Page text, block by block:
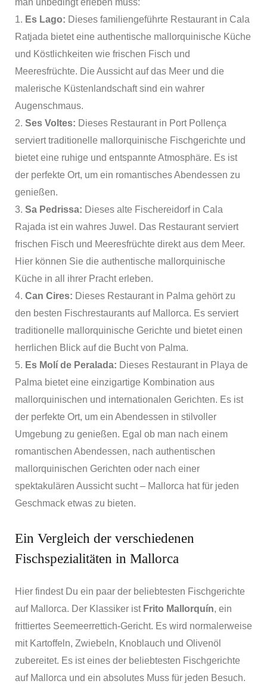
man unbedingt erleben muss:
1. Es Lago: Dieses familiengeführte Restaurant in Cala
Ratjada bietet eine authentische mallorquinische Küche
und Köstlichkeiten wie frischen Fisch und
Meeresfrüchte. Die Aussicht auf das Meer und die
malerische Küstenlandschaft sind ein wahrer
Augenschmaus.
2. Ses Voltes: Dieses Restaurant in Port Pollença
serviert traditionelle mallorquinische Fischgerichte und
bietet eine ruhige und entspannte Atmosphäre. Es ist
der perfekte Ort, um ein romantisches Abendessen zu
genießen.
3. Sa Pedrissa: Dieses alte Fischereidorf in Cala
Rajada ist ein wahres Juwel. Das Restaurant serviert
frischen Fisch und Meeresfrüchte direkt aus dem Meer.
Hier können Sie die authentische mallorquinische
Küche in all ihrer Pracht erleben.
4. Can Cires: Dieses Restaurant in Palma gehört zu
den besten Fischrestaurants auf Mallorca. Es serviert
traditionelle mallorquinische Gerichte und bietet einen
herrlichen Blick auf die Bucht von Palma.
5. Es Molí de Peralada: Dieses Restaurant in Playa de
Palma bietet eine einzigartige Kombination aus
mallorquinischen und internationalen Gerichten. Es ist
der perfekte Ort, um ein Abendessen in stilvoller
Umgebung zu genießen. Egal ob man nach einem
romantischen Abendessen, nach authentischen
mallorquinischen Gerichten oder nach einer
spektakulären Aussicht sucht – Mallorca hat für jeden
Geschmack etwas zu bieten.
Ein Vergleich der verschiedenen
Fischspezialitäten in Mallorca
Hier findest Du ein paar der beliebtesten Fischgerichte
auf Mallorca. Der Klassiker ist Frito Mallorquín, ein
frittiertes Seemeerrettich-Gericht. Es wird normalerweise
mit Kartoffeln, Zwiebeln, Knoblauch und Olivenöl
zubereitet. Es ist eines der beliebtesten Fischgerichte
auf Mallorca und ein absolutes Muss für jeden Besuch.